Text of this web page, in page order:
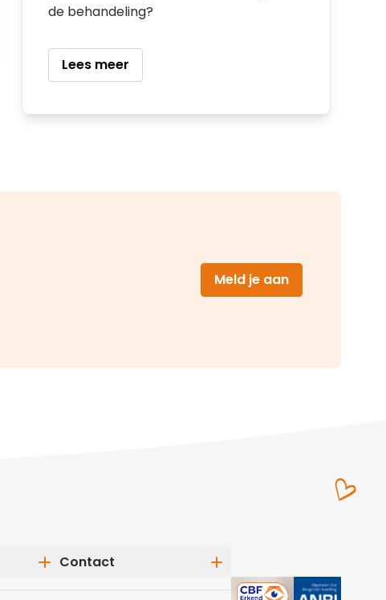
de behandeling?
Lees meer
Meld je aan(opent in
Contact